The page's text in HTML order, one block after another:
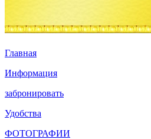
Главная
Информация
забронировать
Удобства
ФОТОГРАФИИ